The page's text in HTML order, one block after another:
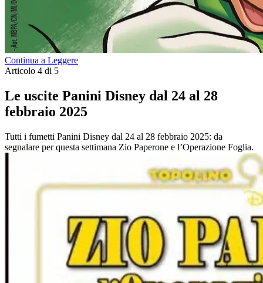
Continua a Leggere
Articolo 4 di 5
Le uscite Panini Disney dal 24 al 28
febbraio 2025
Tutti i fumetti Panini Disney dal 24 al 28 febbraio 2025: da
segnalare per questa settimana Zio Paperone e l’Operazione Foglia.